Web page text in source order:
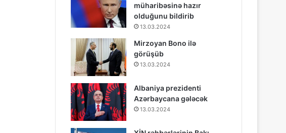
müharibəsinə hazır
olduğunu bildirib
13.03.2024
Mirzoyan Bono ilə
görüşüb
13.03.2024
Albaniya prezidenti
Azərbaycana gələcək
13.03.2024